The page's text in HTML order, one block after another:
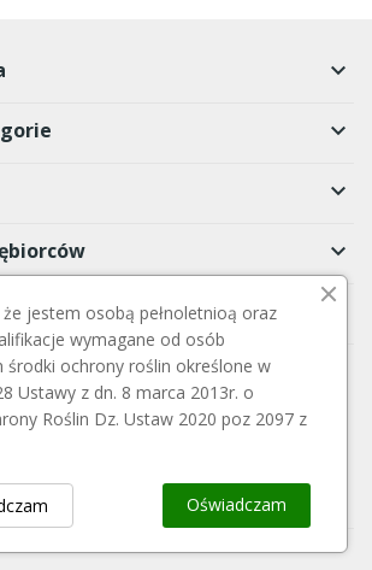
keyboard_arrow_down
keyboard_arrow_down
keyboard_arrow_down
keyboard_arrow_down
jestem osobą pełnoletnioą oraz
wymagane od osób
środki ochrony roślin określone w
Ustawy z dn. 8 marca 2013r. o
Roślin Dz. Ustaw 2020 poz 2097 z
Oświadczam